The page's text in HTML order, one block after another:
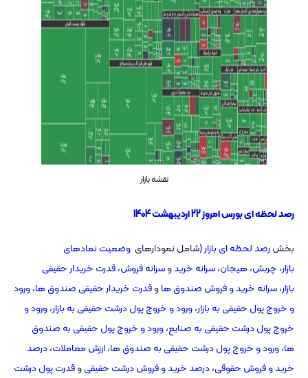
نقشه بازار
رصد لحظه ای بورس امروز 22 اردیبهشت 1404
بخشرصد لحظه ای بازار(شامل نمودارهای وضعیت نمادهای
بازار، چربش، هیجان،سرانه خریدوسرانه فروش،قدرت خریدار حقیقی
بازار،سرانه خرید و فروش صندوق هاوقدرت خریدار حقیقی صندوق ها،ورود
و خروج پول حقیقی به بازار،ورود و خروج پول درشت حقیقی به بازار،ورود و
خروج پول درشت حقیقی به صنایع،ورود و خروج پول حقیقی به صندوق
ها،ورود و خروج پول درشت حقیقی به صندوق ها،ارزش معاملات،درصد
خرید و فروش حقوقی،درصد خرید و فروش درشت حقیقیوقدرت پول درشت